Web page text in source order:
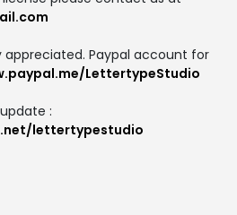
appreciated. Paypal account for
LettertypeStudio
:
lettertypestudio